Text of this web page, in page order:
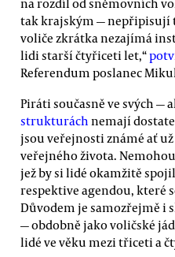
tak krajským — nepřipisují
voliče zkrátka nezajímá
lidi starší čtyřiceti let,“
Referendum poslanec
Piráti současně ve svých —
strukturách nemají
jsou veřejnosti známé ať
veřejného života.
jež by si lidé okamžitě
respektive agendou, které
Důvodem je samozřejmě i
— obdobně jako voličské
lidé ve věku mezi třiceti a